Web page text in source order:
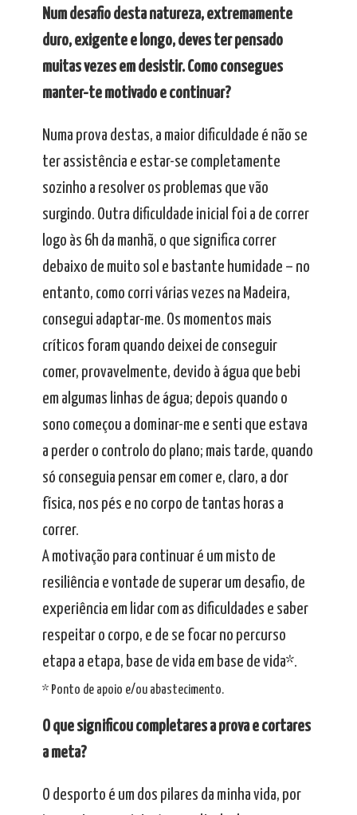
Num desafio desta natureza, extremamente
duro, exigente e longo, deves ter pensado
muitas vezes em desistir. Como consegues
manter-te motivado e continuar?
Numa prova destas, a maior dificuldade é não se
ter assistência e estar-se completamente
sozinho a resolver os problemas que vão
surgindo. Outra dificuldade inicial foi a de correr
logo às 6h da manhã, o que significa correr
debaixo de muito sol e bastante humidade – no
entanto, como corri várias vezes na Madeira,
consegui adaptar-me. Os momentos mais
críticos foram quando deixei de conseguir
comer, provavelmente, devido à água que bebi
em algumas linhas de água; depois quando o
sono começou a dominar-me e senti que estava
a perder o controlo do plano; mais tarde, quando
só conseguia pensar em comer e, claro, a dor
física, nos pés e no corpo de tantas horas a
correr.
A motivação para continuar é um misto de
resiliência e vontade de superar um desafio, de
experiência em lidar com as dificuldades e saber
respeitar o corpo, e de se focar no percurso
etapa a etapa, base de vida em base de vida*.
* Ponto de apoio e/ou abastecimento.
O que significou completares a prova e cortares
a meta?
O desporto é um dos pilares da minha vida, por